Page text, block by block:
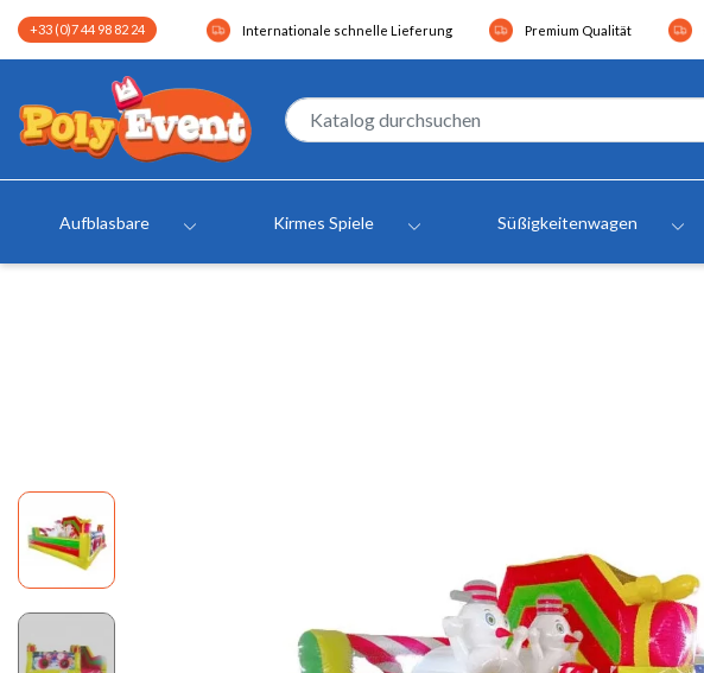
+33 (0)7 44 98 82 24 Internationale schnelle Lieferung Premium Qualität
Aufblasbare Kirmes Spiele Süßigkeitenwagen